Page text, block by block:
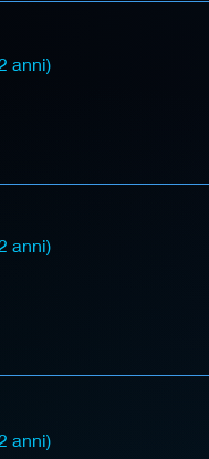
anni)
anni)
anni)